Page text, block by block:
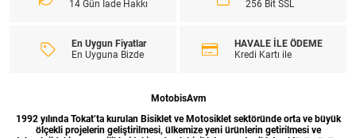
14 Gün İade Hakkı
256 Bit SSL
En Uygun Fiyatlar
En Uyguna Bizde
HAVALE İLE ÖDEME
Kredi Kartı ile
MotobisAvm
1992 yılında Tokat’ta kurulan Bisiklet ve Motosiklet sektöründe orta ve büyük
ölçekli projelerin geliştirilmesi, ülkemize yeni ürünlerin getirilmesi ve